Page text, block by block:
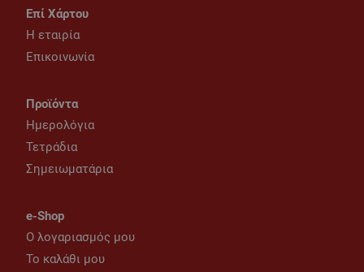
Επί Χάρτου
Η εταιρία
Επικοινωνία
Προϊόντα
Ημερολόγια
Τετράδια
Σημειωματάρια
e-Shop
Ο λογαριασμός μου
Το καλάθι μου